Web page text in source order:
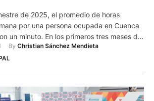
de 2025, el promedio de horas
por una persona ocupada en Cuenca
un minuto. En los primeros tres meses del
fue de 36 horas con 25 minutos. Así lo
de Empleo, Desempleo y
By Christian Sánchez Mendieta